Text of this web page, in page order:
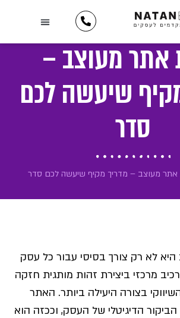
אתר מעוצב –
שיעשה לכם
סדר
אתר מעוצב – מדריך מקיף שיעשה לכם סדר
היא לא רק צורך בסיסי עבור כל עסק
מרכזי ביצירת זהות מותגית חזקה
בצורה היעילה ביותר. האתר
הדיגיטלי של העסק, וככזה הוא